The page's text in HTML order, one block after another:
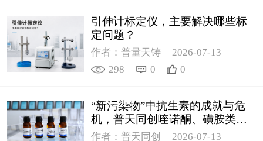
引伸计标定仪，主要解决哪些标
定问题？
作者：普量天铸
2026-07-13
298
0 0
“新污染物”中抗生素的成就与危
机，普天同创喹诺酮、磺胺类质
控新品筑牢环境安全防线
作者：普天同创
2026-07-13